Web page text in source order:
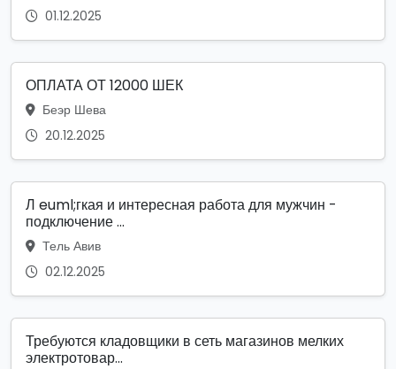
01.12.2025
ОПЛАТА ОТ 12000 ШЕК
Беэр Шева
20.12.2025
Л euml;гкая и интересная работа для мужчин -
подключение ...
Тель Авив
02.12.2025
Требуются кладовщики в сеть магазинов мелких
электротовар...